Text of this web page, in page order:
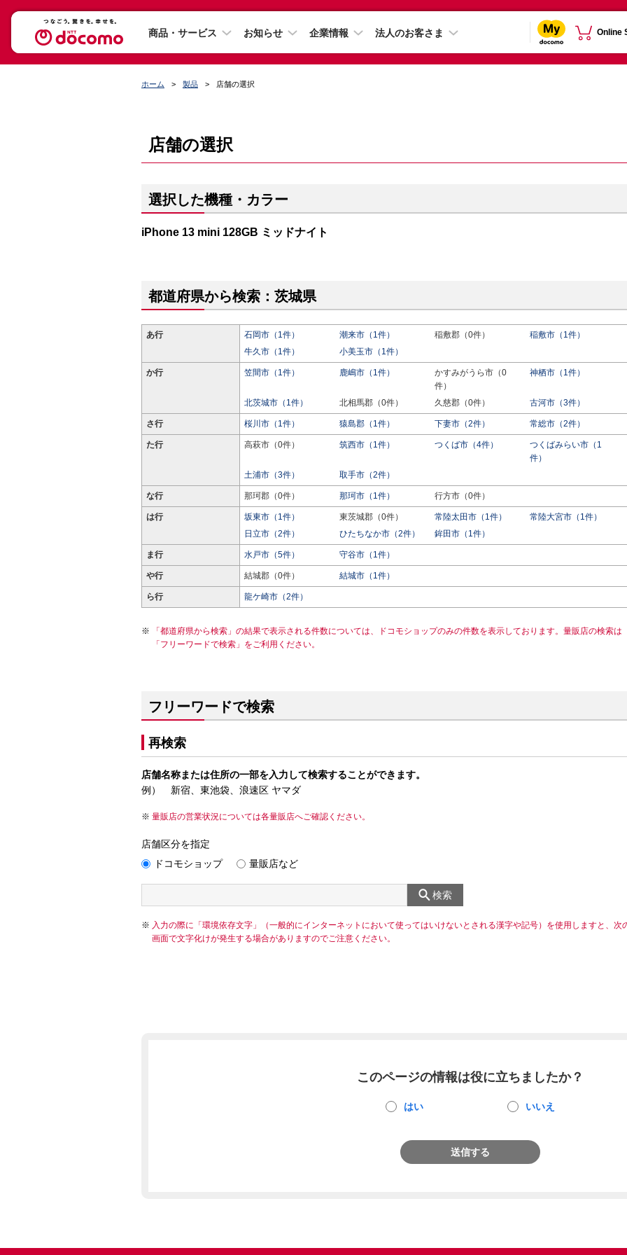
商品・サービス お知らせ 企業情報 法人のお客さま Online
ホーム 製品 店舗の選択
店舗の選択
選択した機種・カラー
iPhone 13 mini 128GB ミッドナイト
都道府県から検索：茨城県
あ行 石岡市（1件） 潮来市（1件） 稲敷郡（0件）
稲敷市（1件）
牛久市（1件）
小美玉市（1件）
か行 笠間市（1件） 鹿嶋市（1件）
かすみがうら市（0
件）
神栖市（1件）
北茨城市（1件） 北相馬郡（0件） 久慈郡（0件） 古河市（3件）
さ行 桜川市（1件） 猿島郡（1件） 下妻市（2件） 常総市（2件）
た行 高萩市（0件） 筑西市（1件） つくば市（4件）
つくばみらい市（1
件）
土浦市（3件）
取手市（2件）
な行 那珂郡（0件） 那珂市（1件） 行方市（0件）
は行 坂東市（1件） 東茨城郡（0件） 常陸太田市（1件）
常陸大宮市（1件）
日立市（2件）
ひたちなか市（2件） 鉾田市（1件）
ま行 水戸市（5件） 守谷市（1件）
や行 結城郡（0件） 結城市（1件）
ら行 龍ケ崎市（2件）
「都道府県から検索」の結果で表示される件数については、ドコモショップのみの件数を表示しております。量販店の検索は
「フリーワードで検索」をご利用ください。
フリーワードで検索
再検索
店舗名称または住所の一部を入力して検索することができます。
例） 新宿、東池袋、浪速区 ヤマダ
量販店の営業状況については各量販店へご確認ください。
店舗区分を指定
ドコモショップ
量販店など
検索
入力の際に「環境依存文字」（一般的にインターネットにおいて使ってはいけないとされる漢字や記号）を使用しますと、次
画面で文字化けが発生する場合がありますのでご注意ください。
このページの情報は役に立ちましたか？
はい いいえ
送信する